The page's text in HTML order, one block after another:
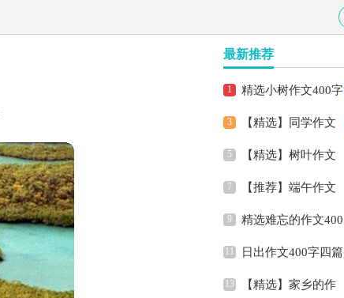
最新推荐
精选小树作文400字
三篇 【精选】同学作文
400字4篇
【精选】树叶作文
400字四篇
【推荐】端午作文
400字五篇
精选难忘的作文400
字6篇日出作文400字四篇
【精选】家乡的作